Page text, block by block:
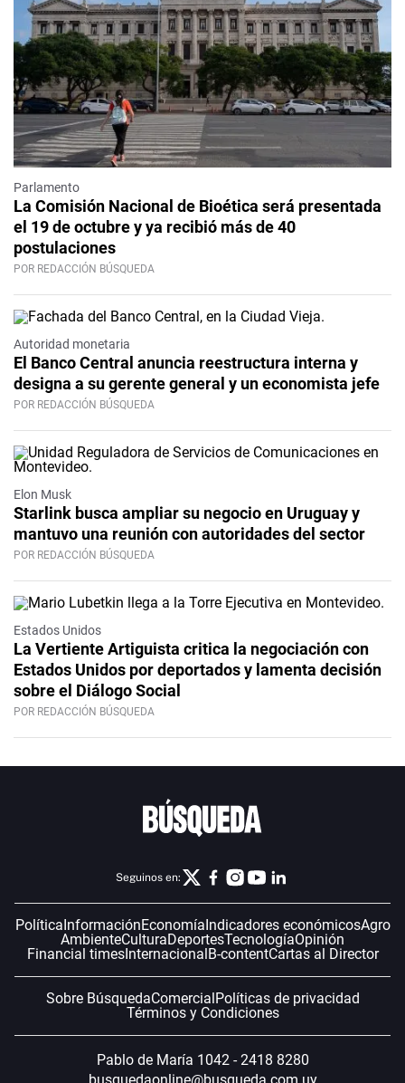
Parlamento
La Comisión Nacional de Bioética será presentada
el 19 de octubre y ya recibió más de 40
postulaciones
POR REDACCIÓN BÚSQUEDA
Autoridad monetaria
El Banco Central anuncia reestructura interna y
designa a su gerente general y un economista jefe
POR REDACCIÓN BÚSQUEDA
Elon Musk
Starlink busca ampliar su negocio en Uruguay y
mantuvo una reunión con autoridades del sector
POR REDACCIÓN BÚSQUEDA
Estados Unidos
La Vertiente Artiguista critica la negociación con
Estados Unidos por deportados y lamenta decisión
sobre el Diálogo Social
POR REDACCIÓN BÚSQUEDA
Seguinos en:
PolíticaInformaciónEconomíaIndicadores económicosAgro
AmbienteCulturaDeportesTecnologíaOpinión
Financial timesInternacionalB-contentCartas al Director
Sobre BúsquedaComercialPolíticas de privacidad
Términos y Condiciones
Pablo de María 1042 - 2418 8280